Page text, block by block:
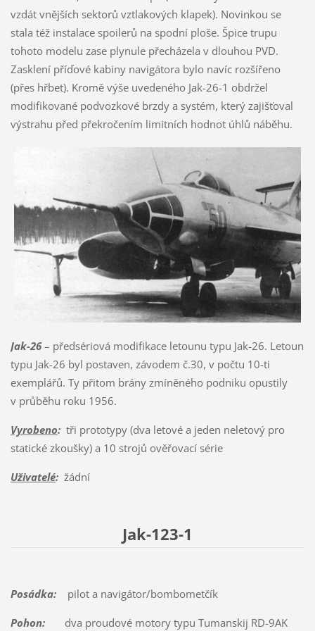
vzdát vnějších sektorů vztlakových klapek). Novinkou se
stala též instalace spoilerů na spodní ploše. Špice trupu
tohoto modelu zase plynule přecházela v dlouhou PVD.
Zasklení příďové kabiny navigátora bylo navíc rozšířeno
(přes hřbet). Kromě výše uvedeného Jak-26-1 obdržel
modifikované podvozkové brzdy a systém, který zajišťoval
výstrahu před překročením limitních hodnot úhlů náběhu.
Jak-26– předsériová modifikace letounu typu Jak-26. Letoun
typu Jak-26 byl postaven, závodem č.30, v počtu 10-ti
exemplářů. Ty přitom brány zmíněného podniku opustily
v průběhu roku 1956.
Vyrobeno:tři prototypy (dva letové a jeden neletový pro
statické zkoušky) a 10 strojů ověřovací série
Uživatelé:žádní
Jak-123-1
Posádka:pilot a navigátor/bombometčík
Pohon:dva proudové motory typu Tumanskij RD-9AK